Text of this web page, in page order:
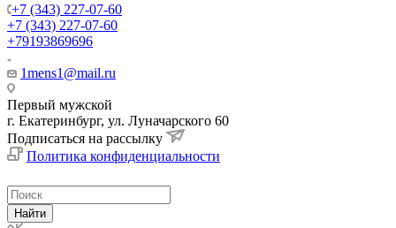
+7 (343) 227-07-60
+7 (343) 227-07-60
+79193869696
1mens1@mail.ru
Первый мужской
г. Екатеринбург, ул. Луначарского 60
Подписаться на рассылку
Политика конфиденциальности
Найти